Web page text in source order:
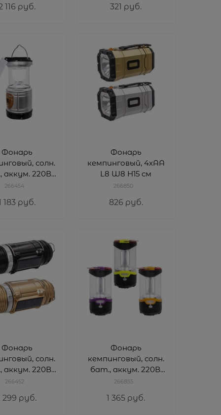
116 руб. 321 руб.
Фонарь
солн.
аккум. 220В,
W10 H17 cм
266454
183 руб.
Фонарь
кемпинговый, 4хАА
L8 W8 H15 cм
266850
826 руб.
Фонарь
солн.
аккум. 220В,
L6 W6 H17 cм
266452
299 руб.
Фонарь
кемпинговый, солн.
бат., аккум. 220В,
USB L8 W8 H16 cм
266855
1 365 руб.